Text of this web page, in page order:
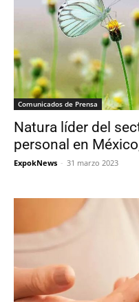
Comunicados de Prensa
Natura líder del
personal en
ExpokNews - 31 marzo 2023